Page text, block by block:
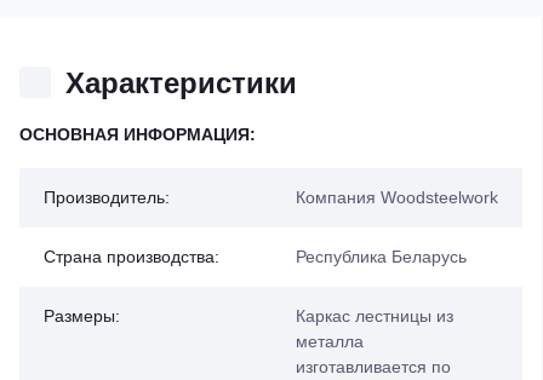
Характеристики
ОСНОВНАЯ ИНФОРМАЦИЯ:
Производитель: Компания Woodsteelwork
Страна производства: Республика Беларусь
Размеры:
Каркас лестницы из
металла
изготавливается по